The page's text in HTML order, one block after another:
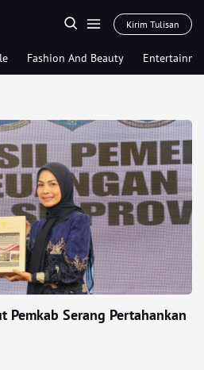
Kirim Tulisan
Fashion And Beauty
Pemkab Serang Pertahankan